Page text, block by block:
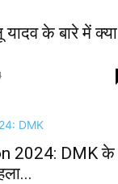
के बारे में क्या
2024: DMK के